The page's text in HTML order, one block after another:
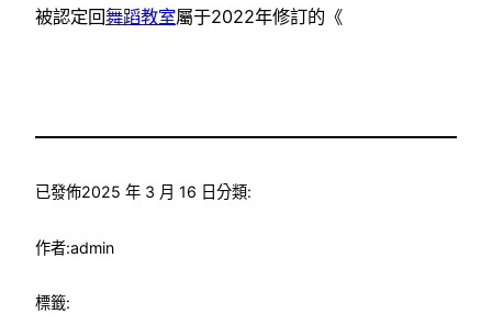
被認定回舞蹈教室屬于2022年修訂的《
已發佈2025 年 3 月 16 日分類:
作者:admin
標籤: